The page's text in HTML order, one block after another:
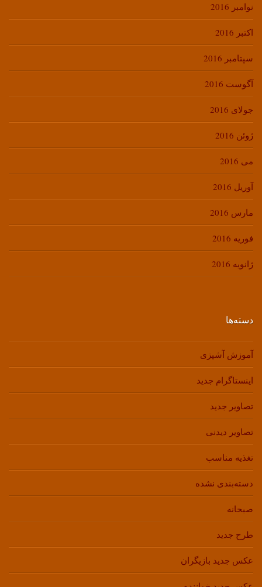
نوامبر 2016
اکتبر 2016
سپتامبر 2016
آگوست 2016
جولای 2016
ژوئن 2016
می 2016
آوریل 2016
مارس 2016
فوریه 2016
ژانویه 2016
دسته‌ها
آموزش آشپزی
اینستاگرام جدید
تصاویر جدید
تصاویر دیدنی
تغذیه مناسب
دسته‌بندی نشده
صبحانه
طرح جدید
عکس جدید بازیگران